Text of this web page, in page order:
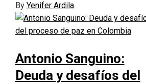
By Yenifer Ardila
Antonio Sanguino:
Deuda y desafíos del